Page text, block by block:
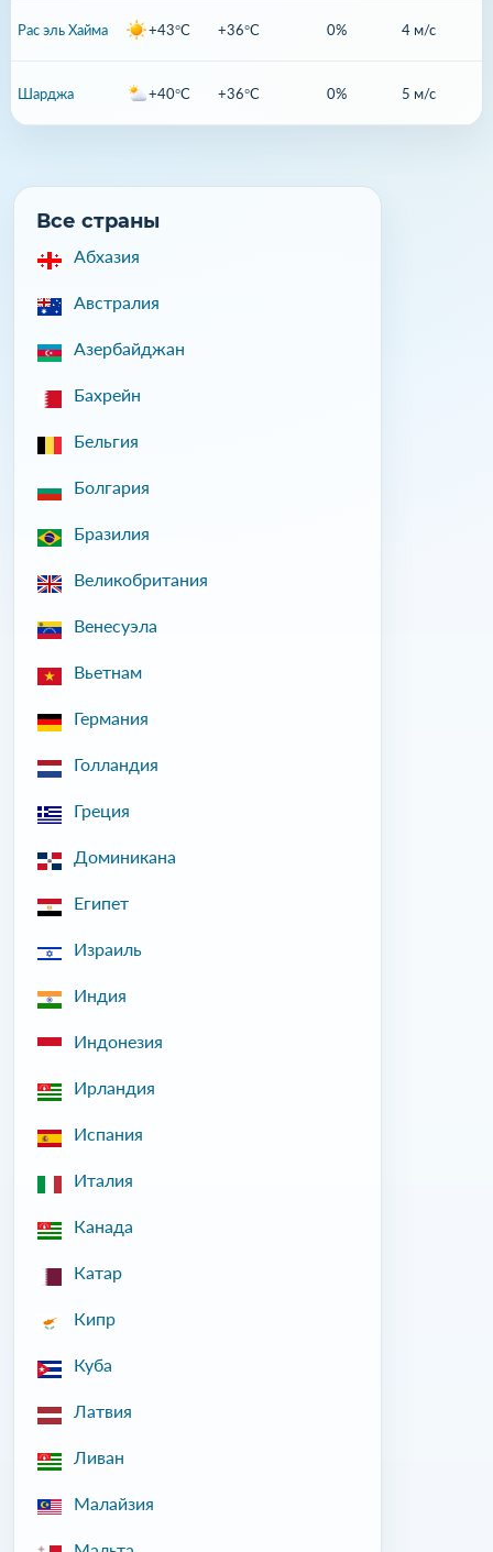
Рас эль Хайма +43°C +36°C 0% 4 м/с
Шарджа +40°C +36°C 0% 5 м/с
Все страны
Абхазия
Австралия
Азербайджан
Бахрейн
Бельгия
Болгария
Бразилия
Великобритания
Венесуэла
Вьетнам
Германия
Голландия
Греция
Доминикана
Египет
Израиль
Индия
Индонезия
Ирландия
Испания
Италия
Канада
Катар
Кипр
Куба
Латвия
Ливан
Малайзия